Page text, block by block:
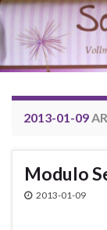
2013-01-09
Modulo
2013-01-09